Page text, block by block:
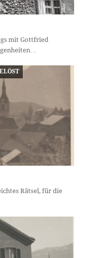
mit Gottfried
Rätsel, für die